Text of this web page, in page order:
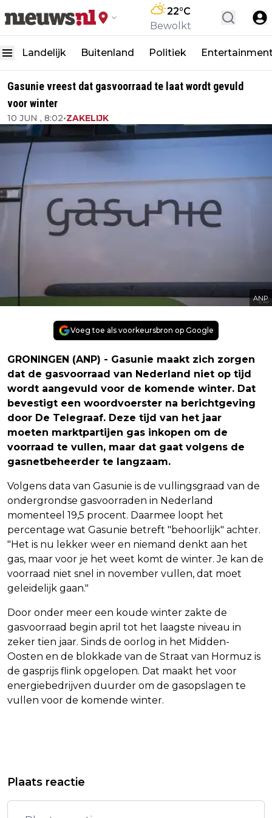
22°C
Bewolkt
Landelijk Buitenland Politiek
Gasunie vreest dat gasvoorraad te laat wordt gevuld
voor winter
10 JUN , 8:02•ZAKELIJK
ANP
Voeg toe als voorkeursbron op Google
GRONINGEN (ANP) - Gasunie maakt zich zorgen
dat de gasvoorraad van Nederland niet op tijd
wordt aangevuld voor de komende winter. Dat
bevestigt een woordvoerster na berichtgeving
door De Telegraaf. Deze tijd van het jaar
moeten marktpartijen gas inkopen om de
voorraad te vullen, maar dat gaat volgens de
gasnetbeheerder te langzaam.
Volgens data van Gasunie is de vullingsgraad van de
ondergrondse gasvoorraden in Nederland
momenteel 19,5 procent. Daarmee loopt het
percentage wat Gasunie betreft "behoorlijk" achter.
"Het is nu lekker weer en niemand denkt aan het
gas, maar voor je het weet komt de winter. Je kan de
voorraad niet snel in november vullen, dat moet
geleidelijk gaan."
Door onder meer een koude winter zakte de
gasvoorraad begin april tot het laagste niveau in
zeker tien jaar. Sinds de oorlog in het Midden-
Oosten en de blokkade van de Straat van Hormuz is
de gasprijs flink opgelopen. Dat maakt het voor
energiebedrijven duurder om de gasopslagen te
vullen voor de komende winter.
AUTOMATISCH TOT
ADVOCAAT IN DE SCHIJNWERPERS
BIJ HONKBALDUEL MIAMI MARLINS
Plaats reactie